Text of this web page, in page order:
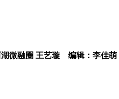
湖微融圈 王艺璇 编辑：李佳萌